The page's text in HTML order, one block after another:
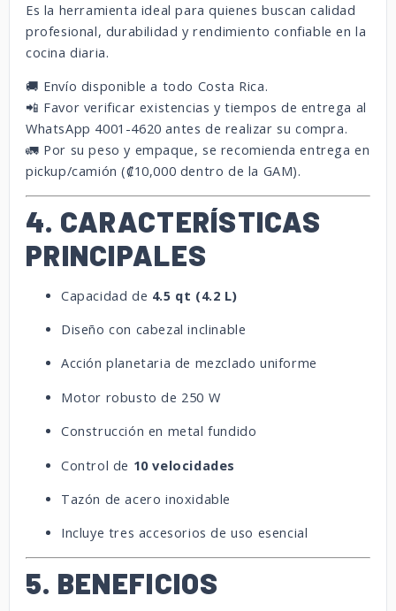
Es la herramienta ideal para quienes buscan calidad
profesional, durabilidad y rendimiento confiable en la
cocina diaria.
🚚 Envío disponible a todo Costa Rica.
📲 Favor verificar existencias y tiempos de entrega al
WhatsApp 4001-4620 antes de realizar su compra.
🚛 Por su peso y empaque, se recomienda entrega en
pickup/camión (₡10,000 dentro de la GAM).
4. CARACTERÍSTICAS
PRINCIPALES
Capacidad de 4.5 qt (4.2 L)
Diseño con cabezal inclinable
Acción planetaria de mezclado uniforme
Motor robusto de 250 W
Construcción en metal fundido
Control de 10 velocidades
Tazón de acero inoxidable
Incluye tres accesorios de uso esencial
5. BENEFICIOS